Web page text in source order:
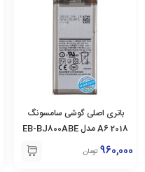
باتری اصلی گوشی سامسونگ
2018 A6 مدل EB-BJ800ABE
960,000 تومان